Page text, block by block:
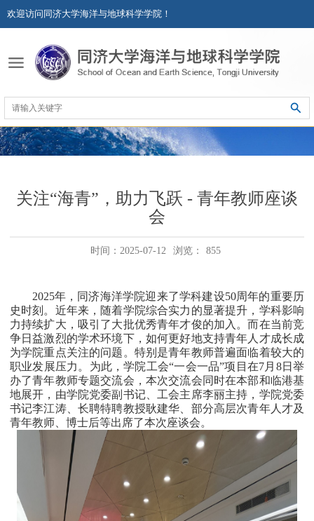
欢迎访问同济大学海洋与地球科学学院！
关注“海青”，助力飞跃 - 青年教师座谈
会
时间：2025-07-12 浏览： 855
2025年，同济海洋学院迎来了学科建设50周年的重要历
史时刻。近年来，随着学院综合实力的显著提升，学科影响
力持续扩大，吸引了大批优秀青年才俊的加入。而在当前竞
争日益激烈的学术环境下，如何更好地支持青年人才成长成
为学院重点关注的问题。特别是青年教师普遍面临着较大的
职业发展压力。为此，学院工会“一会一品”项目在7月 8日举
办了青年教师专题交流会，本次交流会同时在本部和临港基
地展开，由学院党委副书记、工会主席李丽主持，学院党委
书记李江涛、长聘特聘教授耿建华、部分高层次青年人才及
青年教师、博士后等出席了本次座谈会。